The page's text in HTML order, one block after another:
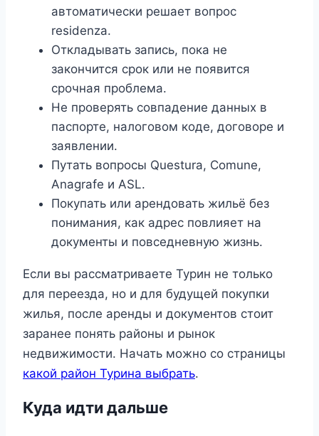
автоматически решает вопрос
residenza.
Откладывать запись, пока не
закончится срок или не появится
срочная проблема.
Не проверять совпадение данных в
паспорте, налоговом коде, договоре и
заявлении.
Путать вопросы Questura, Comune,
Anagrafe и ASL.
Покупать или арендовать жильё без
понимания, как адрес повлияет на
документы и повседневную жизнь.
Если вы рассматриваете Турин не только
для переезда, но и для будущей покупки
жилья, после аренды и документов стоит
заранее понять районы и рынок
недвижимости. Начать можно со страницы
какой район Турина выбрать.
Куда идти дальше